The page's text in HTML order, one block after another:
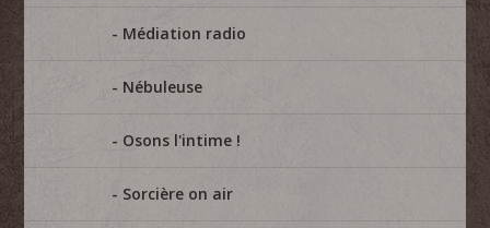
Médiation radio
Nébuleuse
Osons l'intime !
Sorcière on air